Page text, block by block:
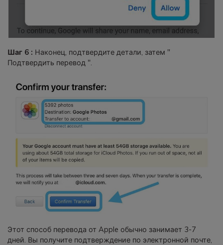
Шаг 6 : Наконец, подтвердите детали, затем "
Подтвердить перевод ".
Этот способ перевода от Apple обычно занимает 3-7
дней. Вы получите подтверждение по электронной почте,